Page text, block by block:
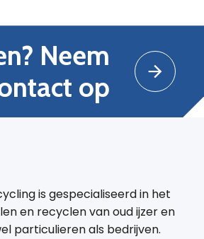
Neem
op
is gespecialiseerd in het
en recyclen van oud ijzer en
particulieren als bedrijven.